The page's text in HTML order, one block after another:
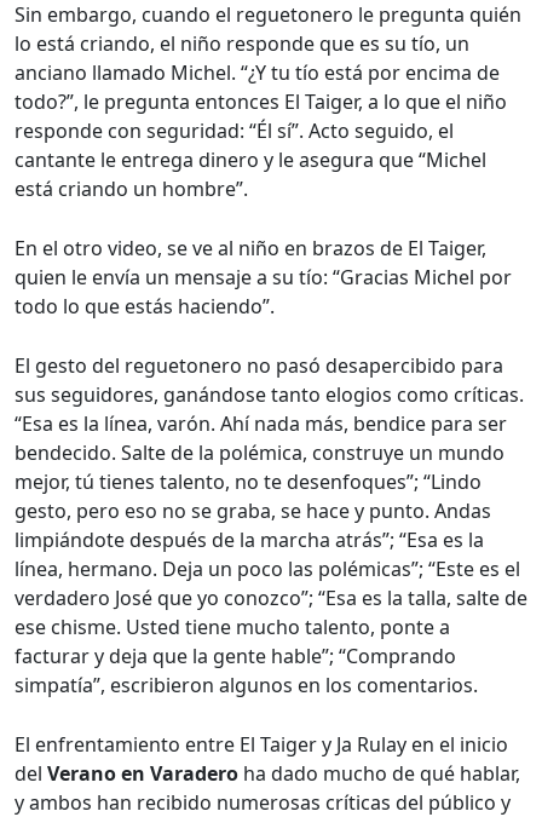
Sin embargo, cuando el reguetonero le pregunta quién
lo está criando, el niño responde que es su tío, un
anciano llamado Michel. “¿Y tu tío está por encima de
todo?”, le pregunta entonces El Taiger, a lo que el niño
responde con seguridad: “Él sí”. Acto seguido, el
cantante le entrega dinero y le asegura que “Michel
está criando un hombre”.
En el otro video, se ve al niño en brazos de El Taiger,
quien le envía un mensaje a su tío: “Gracias Michel por
todo lo que estás haciendo”.
El gesto del reguetonero no pasó desapercibido para
sus seguidores, ganándose tanto elogios como críticas.
“Esa es la línea, varón. Ahí nada más, bendice para ser
bendecido. Salte de la polémica, construye un mundo
mejor, tú tienes talento, no te desenfoques”; “Lindo
gesto, pero eso no se graba, se hace y punto. Andas
limpiándote después de la marcha atrás”; “Esa es la
línea, hermano. Deja un poco las polémicas”; “Este es el
verdadero José que yo conozco”; “Esa es la talla, salte de
ese chisme. Usted tiene mucho talento, ponte a
facturar y deja que la gente hable”; “Comprando
simpatía”, escribieron algunos en los comentarios.
El enfrentamiento entre El Taiger y Ja Rulay en el inicio
del Verano en Varadero ha dado mucho de qué hablar,
y ambos han recibido numerosas críticas del público y